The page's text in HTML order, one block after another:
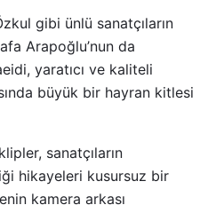
gibi ünlü sanatçıların
Arapoğlu’nun da
yaratıcı ve kaliteli
büyük bir hayran kitlesi
sanatçıların
hikayeleri kusursuz bir
kamera arkası